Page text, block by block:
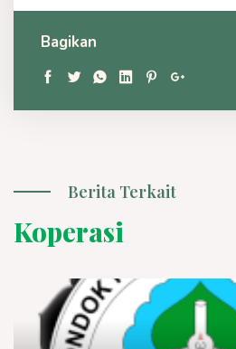
Bagikan
Berita Terkait
Koperasi